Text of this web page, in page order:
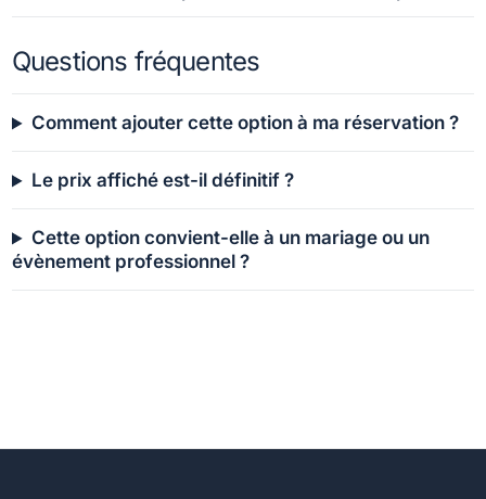
Questions fréquentes
Comment ajouter cette option à ma réservation ?
Le prix affiché est-il définitif ?
Cette option convient-elle à un mariage ou un
évènement professionnel ?